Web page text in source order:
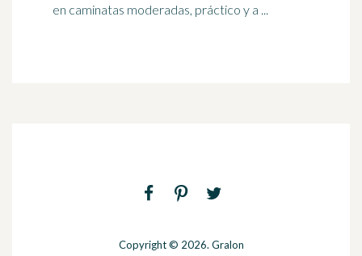
en caminatas moderadas, práctico y a ...
Copyright © 2026. Gralon